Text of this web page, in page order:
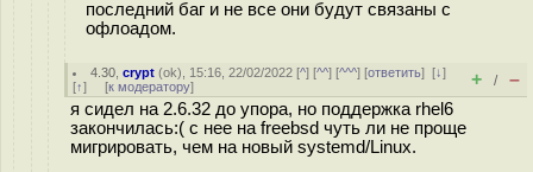
последний баг и не все они будут связаны с
офлоадом.
4.30 ,crypt (ok), 15:16, 22/02/2022 [^] [^^] [^^^] [ответить][↓]
[↑] [к модератору] + / –
я сидел на 2.6.32 до упора, но поддержка rhel6
закончилась:( с нее на freebsd чуть ли не проще
мигрировать, чем на новый systemd/Linux.